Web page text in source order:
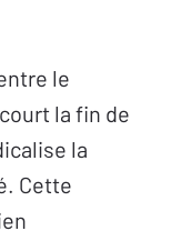
le
la fin de
la
Cette